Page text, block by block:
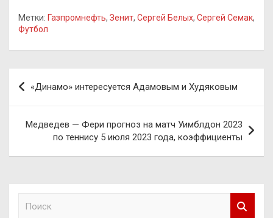
Метки: Газпромнефть, Зенит, Сергей Белых, Сергей Семак,
Футбол
Навигация
по
записям
«Динамо» интересуется Адамовым и Худяковым
Медведев — Фери прогноз на матч Уимблдон 2023
по теннису 5 июля 2023 года, коэффициенты